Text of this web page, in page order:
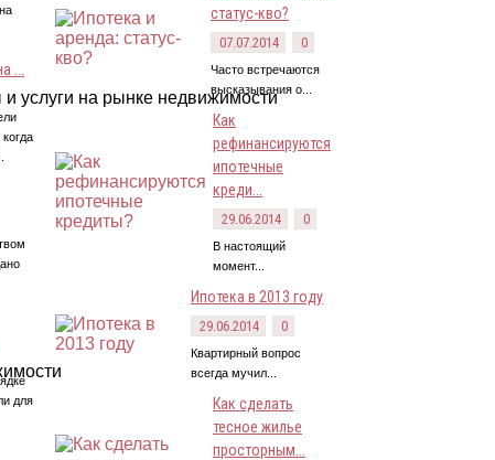
...
для
статус-кво?
07.07.2014 0
Часто встречаются
высказывания о...
Как
рефинансируются
ипотечные
креди...
29.06.2014 0
В настоящий
момент...
Ипотека в 2013 году
29.06.2014 0
Квартирный вопрос
всегда мучил...
Как сделать
тесное жилье
просторным...